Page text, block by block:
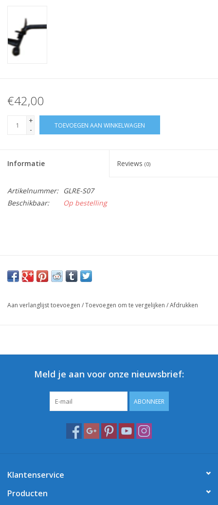
€42,00
+
-
TOEVOEGEN AAN WINKELWAGEN
Informatie Reviews (0)
Artikelnummer:
GLRE-S07
Beschikbaar:
Op bestelling
Aan verlanglijst toevoegen /Toevoegen om te vergelijken /Afdrukken
Meld je aan voor onze nieuwsbrief:
ABONNEER
Klantenservice
Producten